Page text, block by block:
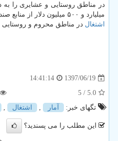
در مناطق روستایی و عشایری را
میلیارد و ۵۰۰ میلیون دلار از منابع صندوق
اشتغال در مناطق محروم و روستایی
1397/06/19
14:41:14
5.0
/ 5
تگهای خبر:
آمار , اشتغال ,
این مطلب را می پسندید؟